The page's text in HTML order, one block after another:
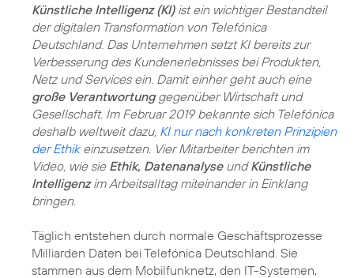
Künstliche Intelligenz (KI)ist ein wichtiger Bestandteil
der digitalen Transformation von Telefónica
Deutschland. Das Unternehmen setzt KI bereits zur
Verbesserung des Kundenerlebnisses bei Produkten,
Netz und Services ein. Damit einher geht auch eine
große Verantwortunggegenüber Wirtschaft und
Gesellschaft. Im Februar 2019 bekannte sich Telefónica
deshalb weltweit dazu, KI nur nach konkreten Prinzipien
der Ethikeinzusetzen. Vier Mitarbeiter berichten im
Video, wie sie Ethik, DatenanalyseundKünstliche
Intelligenzim Arbeitsalltag miteinander in Einklang
bringen.
Täglich entstehen durch normale Geschäftsprozesse
Milliarden Daten bei Telefónica Deutschland. Sie
stammen aus dem Mobilfunknetz, den IT-Systemen,